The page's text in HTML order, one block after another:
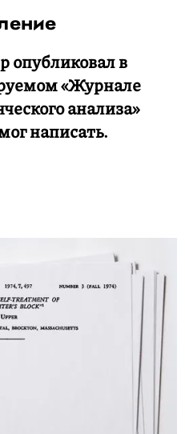
опубликовал в
«Журнале
анализа»
написать.